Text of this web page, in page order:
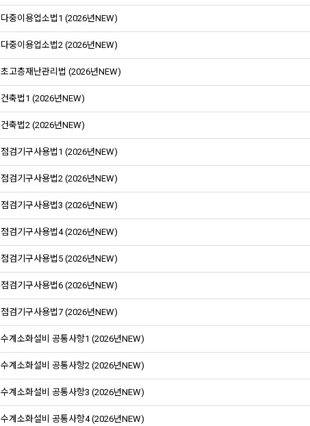
다중이용업소법1 (2026년NEW)
다중이용업소법2 (2026년NEW)
초고층재난관리법 (2026년NEW)
건축법1 (2026년NEW)
건축법2 (2026년NEW)
점검기구사용법1 (2026년NEW)
점검기구사용법2 (2026년NEW)
점검기구사용법3 (2026년NEW)
점검기구사용법4 (2026년NEW)
점검기구사용법5 (2026년NEW)
점검기구사용법6 (2026년NEW)
점검기구사용법7 (2026년NEW)
수계소화설비 공통사항1 (2026년NEW)
수계소화설비 공통사항2 (2026년NEW)
수계소화설비 공통사항3 (2026년NEW)
수계소화설비 공통사항4 (2026년NEW)